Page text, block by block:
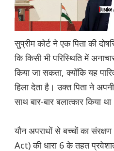
सुप्रीम कोर्ट ने एक पिता की
कि किसी भी परिस्थिति में
किया जा सकता, क्योंकि यह
हिला देता है। उक्त पिता ने
साथ बार-बार बलात्कार किया
यौन अपराधों से बच्चों का
Act) की धारा 6 के तहत